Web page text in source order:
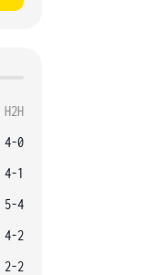
H2H
4-0
4-1
5-4
4-2
2-2